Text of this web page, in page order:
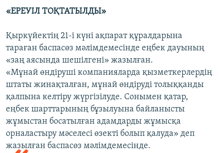
«ЕРЕУІЛ ТОҚТАТЫЛДЫ»
Қыркүйектің 21-і күні ақпарат құралдарына
тараған баспасөз мәлімдемесінде еңбек дауының
«заң аясында шешілгені» жазылған.
«Мұнай өндіруші компанияларда қызметкерлердің
штаты жинақталған, мұнай өндіруді толыққанды
қалпына келтіру жүргізілуде. Сонымен қатар,
еңбек шарттарының бұзылуына байланысты
жұмыстан босатылған адамдарды жұмысқа
орналастыру мәселесі өзекті болып қалуда» деп
жазылған баспасөз мәлімдемесінде.